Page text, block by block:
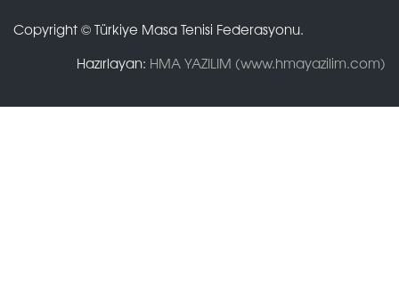
Copyright © Türkiye Masa Tenisi Federasyonu.
Hazırlayan: HMA YAZILIM (www.hmayazilim.com)